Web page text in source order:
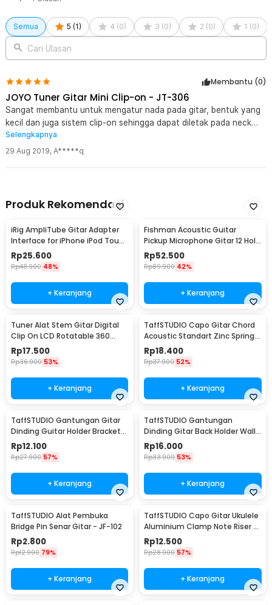
Semua 5 (1 ) 4 (0) 3 (0) 2 (0) 1 (0)
Cari Ulasan
Membantu (0)
JOYO Tuner Gitar Mini Clip-on - JT-306
Sangat membantu untuk mengatur nada pada gitar, bentuk yang
kecil dan juga sistem clip-on sehingga dapat diletak pada neck
gitar dan tidak menggangu
Selengkapnya
29 Aug 2019, A*****q
Produk Rekomendasi
iRig AmpliTube Gitar Adapter
Interface for iPhone iPod Touch
iPad - IRIG-0003
Rp25.600
Rp48.900 48%
+ Keranjang
Fishman Acoustic Guitar
Pickup Microphone Gitar 12 Hole
6.35mm 2.8M - P-012
Rp52.500
Rp89.900 42%
+ Keranjang
Tuner Alat Stem Gitar Digital
Clip On LCD Rotatable 360
Degree - JT-01
Rp17.500
Rp36.900 53%
+ Keranjang
TaffSTUDIO Capo Gitar Chord
Acoustic Standart Zinc Spring
Anti Karat - M556
Rp18.400
Rp37.900 52%
+ Keranjang
TaffSTUDIO Gantungan Gitar
Dinding Guitar Holder Bracket
Wall Mount - XG-01
Rp12.100
Rp27.900 57%
+ Keranjang
TaffSTUDIO Gantungan
Dinding Gitar Back Holder Wall
Mount - XG-10
Rp16.000
Rp33.900 53%
+ Keranjang
TaffSTUDIO Alat Pembuka
Bridge Pin Senar Gitar - JF-102
Rp2.800
Rp12.900 79%
+ Keranjang
TaffSTUDIO Capo Gitar Ukulele
Aluminium Clamp Note Riser -
M556
Rp12.500
Rp28.900 57%
+ Keranjang